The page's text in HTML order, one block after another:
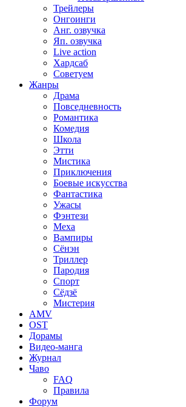
Трейлеры
Онгоинги
Анг. озвучка
Яп. озвучка
Live action
Хардсаб
Советуем
Жанры
Драма
Повседневность
Романтика
Комедия
Школа
Этти
Мистика
Приключения
Боевые искусства
Фантастика
Ужасы
Фэнтези
Меха
Вампиры
Сёнэн
Триллер
Пародия
Спорт
Сёдзё
Мистерия
AMV
OST
Дорамы
Видео-манга
Журнал
Чаво
FAQ
Правила
Форум